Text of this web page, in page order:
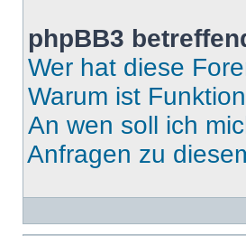
phpBB3
Wer hat diese
Warum ist
An wen soll ich
Anfragen zu